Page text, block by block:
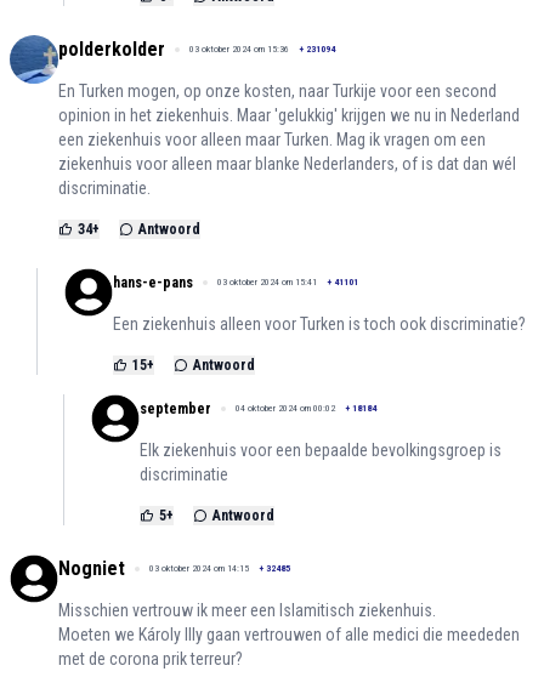
polderkolder 03 oktober 2024 om 15:36 + 231094
En Turken mogen, op onze kosten, naar Turkije voor een second
opinion in het ziekenhuis. Maar 'gelukkig' krijgen we nu in Nederland
een ziekenhuis voor alleen maar Turken. Mag ik vragen om een
ziekenhuis voor alleen maar blanke Nederlanders, of is dat dan wél
discriminatie.
34+ Antwoord
hans-e-pans 03 oktober 2024 om 15:41 + 41101
Een ziekenhuis alleen voor Turken is toch ook discriminatie?
15+ Antwoord
september 04 oktober 2024 om 00:02 + 18184
Elk ziekenhuis voor een bepaalde bevolkingsgroep is
discriminatie
5+ Antwoord
Nogniet 03 oktober 2024 om 14:15 + 32485
Misschien vertrouw ik meer een Islamitisch ziekenhuis.
Moeten we Károly Illy gaan vertrouwen of alle medici die meededen
met de corona prik terreur?